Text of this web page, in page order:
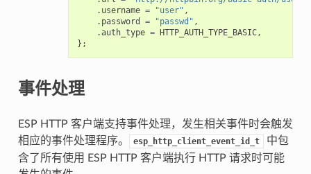
. username = "user" ,
. password = "passwd" ,
.auth_type = HTTP_AUTH_TYPE_BASIC,
};
事件处理
ESP HTTP 客户端支持事件处理，发生相关事件时会触发
相应的事件处理程序。
esp_http_client_event_id_t
中包
含了所有使用 ESP HTTP 客户端执行 HTTP 请求时可能